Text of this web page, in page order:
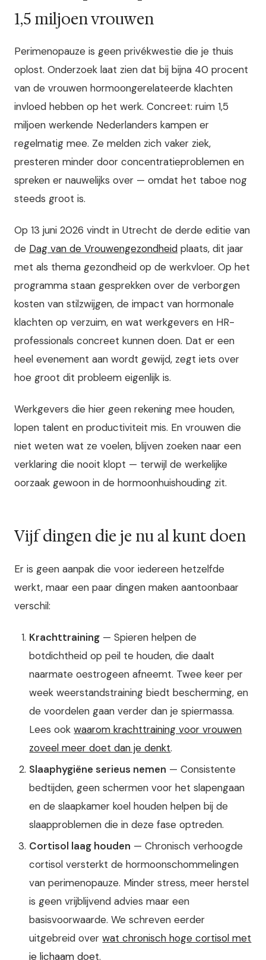
1,5 miljoen vrouwen
Perimenopauze is geen privékwestie die je thuis
oplost. Onderzoek laat zien dat bij bijna 40 procent
van de vrouwen hormoongerelateerde klachten
invloed hebben op het werk. Concreet: ruim 1,5
miljoen werkende Nederlanders kampen er
regelmatig mee. Ze melden zich vaker ziek,
presteren minder door concentratieproblemen en
spreken er nauwelijks over — omdat het taboe nog
steeds groot is.
Op 13 juni 2026 vindt in Utrecht de derde editie van
de Dag van de Vrouwengezondheid plaats, dit jaar
met als thema gezondheid op de werkvloer. Op het
programma staan gesprekken over de verborgen
kosten van stilzwijgen, de impact van hormonale
klachten op verzuim, en wat werkgevers en HR-
professionals concreet kunnen doen. Dat er een
heel evenement aan wordt gewijd, zegt iets over
hoe groot dit probleem eigenlijk is.
Werkgevers die hier geen rekening mee houden,
lopen talent en productiviteit mis. En vrouwen die
niet weten wat ze voelen, blijven zoeken naar een
verklaring die nooit klopt — terwijl de werkelijke
oorzaak gewoon in de hormoonhuishouding zit.
Vijf dingen die je nu al kunt doen
Er is geen aanpak die voor iedereen hetzelfde
werkt, maar een paar dingen maken aantoonbaar
verschil:
Krachttraining — Spieren helpen de
botdichtheid op peil te houden, die daalt
naarmate oestrogeen afneemt. Twee keer per
week weerstandstraining biedt bescherming, en
de voordelen gaan verder dan je spiermassa.
Lees ookwaarom krachttraining voor vrouwen
zoveel meer doet dan je denkt.
Slaaphygiëne serieus nemen — Consistente
bedtijden, geen schermen voor het slapengaan
en de slaapkamer koel houden helpen bij de
slaapproblemen die in deze fase optreden.
Cortisol laag houden — Chronisch verhoogde
cortisol versterkt de hormoonschommelingen
van perimenopauze. Minder stress, meer herstel
is geen vrijblijvend advies maar een
basisvoorwaarde. We schreven eerder
uitgebreid overwat chronisch hoge cortisol met
je lichaam doet.